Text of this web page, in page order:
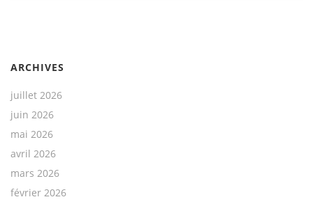
ARCHIVES
juillet 2026
juin 2026
mai 2026
avril 2026
mars 2026
février 2026